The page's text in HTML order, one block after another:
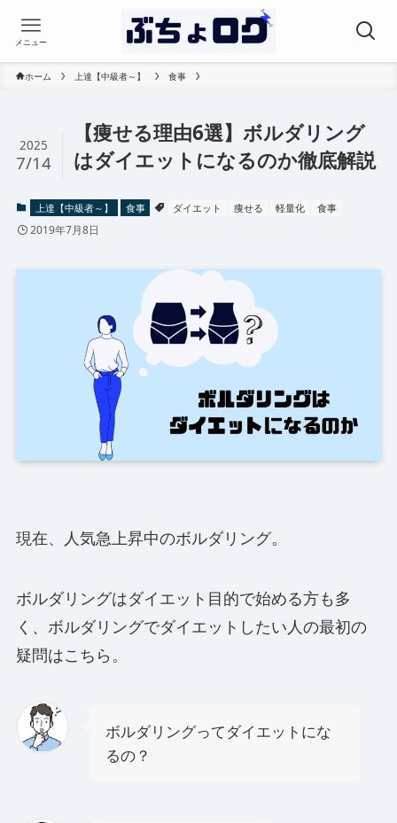
メニュー
ホーム 上達【中級者～】 食事
【痩せる理由6選】ボルダリング
はダイエットになるのか徹底解説
2025
7/14
上達【中級者～】 食事 ダイエット 痩せる 軽量化 食事
2019年7月8日
現在、人気急上昇中のボルダリング。
ボルダリングはダイエット目的で始める方も多
く、ボルダリングでダイエットしたい人の最初の
疑問はこちら。
ボルダリングってダイエットにな
るの？